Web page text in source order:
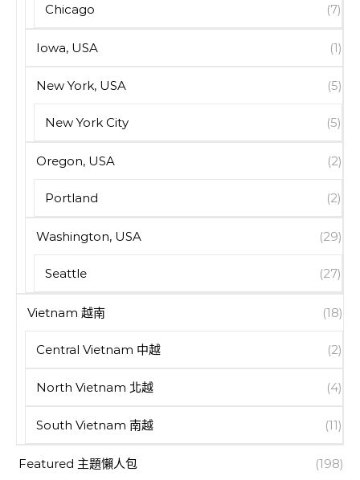
Chicago (7)
Iowa, USA (1)
New York, USA (5)
New York City (5)
Oregon, USA (2)
Portland (2)
Washington, USA (29)
Seattle (27)
Vietnam 越南 (18)
Central Vietnam 中越 (2)
North Vietnam 北越 (4)
South Vietnam 南越 (11)
Featured 主題懶人包 (198)